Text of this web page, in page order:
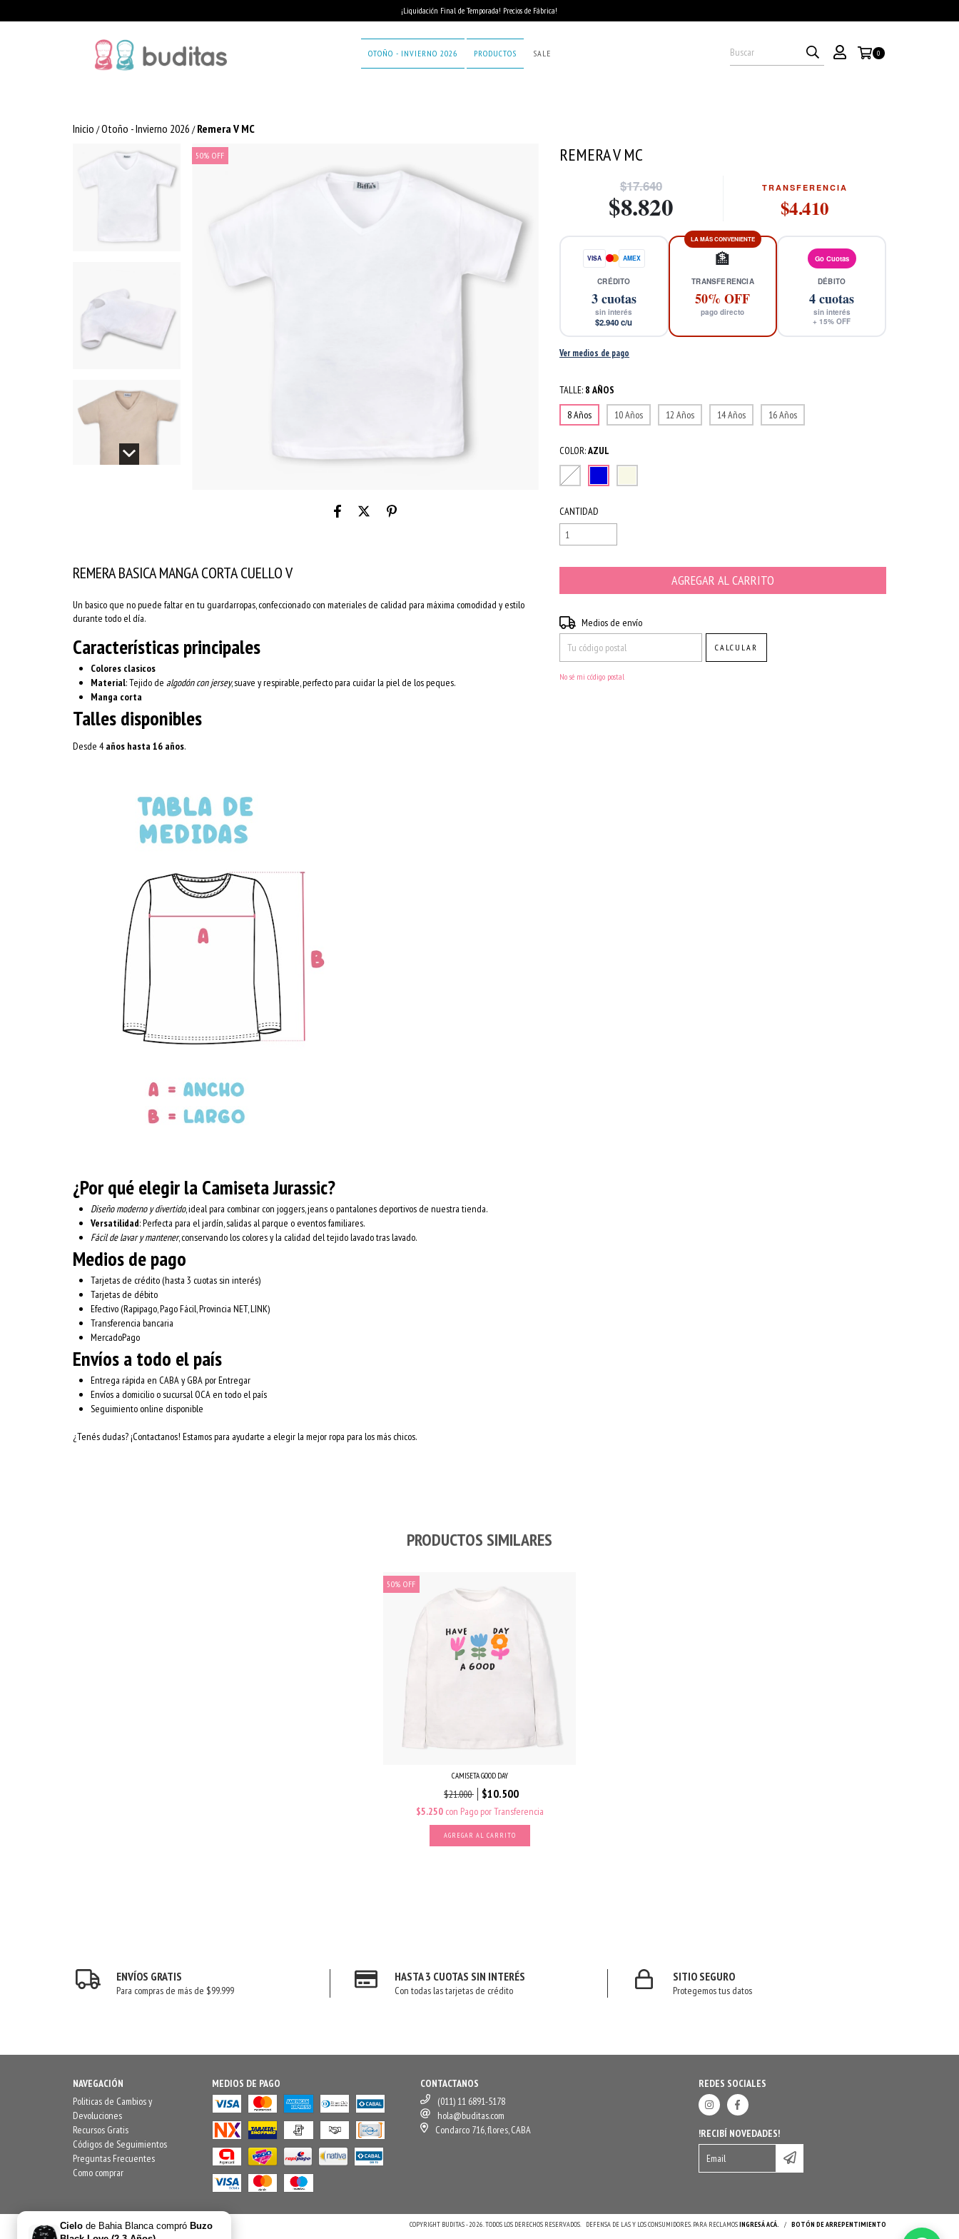
¡Liquidación Final de Temporada! Precios de Fábrica!
OTOÑO - INVIERNO 2026 PRODUCTOS SALE 0
Inicio /Otoño - Invierno 2026 / Remera V MC
50%OFF
REMERA BASICA MANGA CORTA CUELLO V
Un basico que no puede faltar en tu guardarropas, confeccionado con materiales de calidad para máxima comodidad y estilo
durante todo el día.
Características principales
Colores clasicos
Material: Tejido de algodón con jersey, suave y respirable, perfecto para cuidar la piel de los peques.
Manga corta
Talles disponibles
Desde 4años hasta 16 años.
¿Por qué elegir la Camiseta Jurassic?
Diseño moderno y divertido, ideal para combinar con joggers, jeans o pantalones deportivos de nuestra tienda.
Versatilidad: Perfecta para el jardín, salidas al parque o eventos familiares.
Fácil de lavar y mantener, conservando los colores y la calidad del tejido lavado tras lavado.
Medios de pago
Tarjetas de crédito (hasta 3 cuotas sin interés)
Tarjetas de débito
Efectivo (Rapipago, Pago Fácil, Provincia NET, LINK)
Transferencia bancaria
MercadoPago
Envíos a todo el país
Entrega rápida en CABA y GBA por Entregar
Envíos a domicilio o sucursal OCA en todo el país
Seguimiento online disponible
¿Tenés dudas? ¡Contactanos! Estamos para ayudarte a elegir la mejor ropa para los más chicos.
REMERA V MC
$17.640
$8.820
TRANSFERENCIA
$4.410
VISA AMEX
CRÉDITO
3cuotas
sin interés
$2.940c/u
LA MÁS CONVENIENTE
🏦
TRANSFERENCIA
50% OFF
pago directo
Go Cuotas
DÉBITO
4cuotas
sin interés
+15% OFF
Ver medios de pago
TALLE: 8 AÑOS
8 Años
10 Años 12 Años 14 Años 16 Años
COLOR:AZUL
CANTIDAD
Entregas para el CP:
Medios de envío
CALCULAR
No sé mi código postal
PRODUCTOS SIMILARES
50% OFF
CAMISETA GOOD DAY
$21.000 $10.500
$5.250 con Pago por Transferencia
AGREGAR AL CARRITO
ENVÍOS GRATIS
Para compras de más de $99.999
HASTA 3 CUOTAS SIN INTERÉS
Con todas las tarjetas de crédito
SITIO SEGURO
Protegemos tus datos
NAVEGACIÓN
Politicas de Cambios y
Devoluciones
Recursos Gratis
Códigos de Seguimientos
Preguntas Frecuentes
Como comprar
MEDIOS DE PAGO
CONTACTANOS
(011) 11 6891-5178
hola@buditas.com
Condarco 716, flores, CABA
REDES SOCIALES
!RECIBÍ NOVEDADES!
COPYRIGHT BUDITAS - 2026. TODOS LOS DERECHOS RESERVADOS. DEFENSA DE LAS Y LOS CONSUMIDORES. PARA RECLAMOSINGRESÁ ACÁ. / BOTÓN DE ARREPENTIMIENTO
Cielo de Bahia Blanca compró Buzo